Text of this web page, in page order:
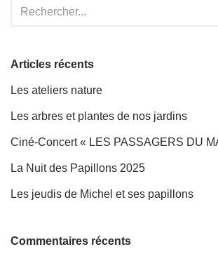
Articles récents
Les ateliers nature
Les arbres et plantes de nos jardins
Ciné-Concert « LES PASSAGERS DU
La Nuit des Papillons 2025
Les jeudis de Michel et ses papillons
Commentaires récents